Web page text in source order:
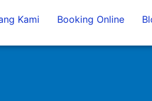
Kami Booking Online